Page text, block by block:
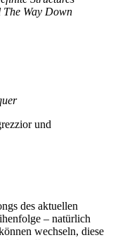
The Way Down
und
des aktuellen
– natürlich
wechseln, diese